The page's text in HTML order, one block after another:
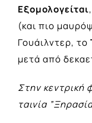
Εξομολογείται
(και πιο
Γουάιλντερ, το
μετά από
Στην
ταινία